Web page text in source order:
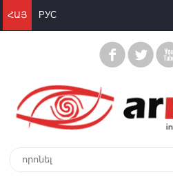
ՀԱՅ РУС